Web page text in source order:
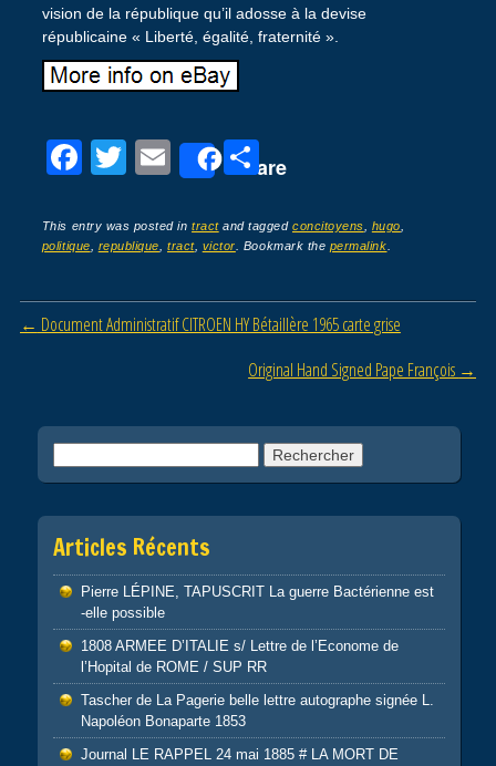
vision de la république qu’il adosse à la devise
républicaine « Liberté, égalité, fraternité ».
F
c
e
b
o
T
tt
er
E
ail
Share
P
ta
g
er
This entry was posted intractand tagged concitoyens hugo
politique
republique ,tract, victor . Bookmark the permalink
Post navigation
← Document Administratif CITROEN HY Bétaillère 1965 carte grise
Original Hand Signed Pape François →
Articles Récents
Pierre LÉPINE, TAPUSCRIT La guerre Bactérienne est
-elle possible
1808 ARMEE D’ITALIE s/ Lettre de l’Econome de
l’Hopital de ROME / SUP RR
Tascher de La Pagerie belle lettre autographe signée L.
Napoléon Bonaparte 1853
Journal LE RAPPEL 24 mai 1885 # LA MORT DE